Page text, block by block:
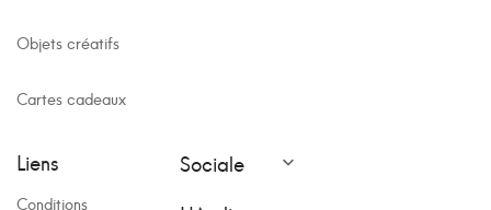
Objets créatifs
Cartes cadeaux
Liens
Conditions
Sociale 